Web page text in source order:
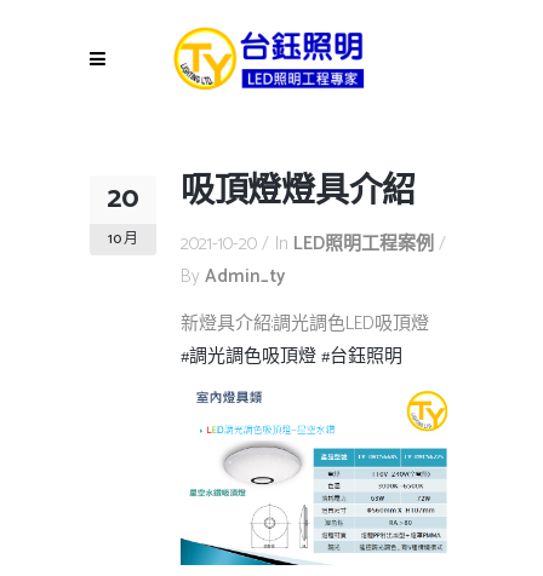
20
10 月
吸頂燈燈具介紹
2021-10-20 In LED照明工程案例
By Admin_ty
新燈具介紹:調光調色LED吸頂燈
#調光調色吸頂燈#台鈺照明